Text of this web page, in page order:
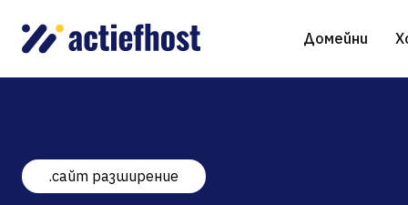
Домейни
Регистрация на домейн
Споделен хостинг
Виртуални сървъри
.сайт разширение